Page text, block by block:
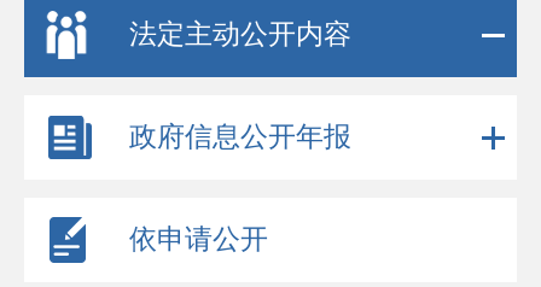
法定主动公开内容
政府信息公开年报
依申请公开